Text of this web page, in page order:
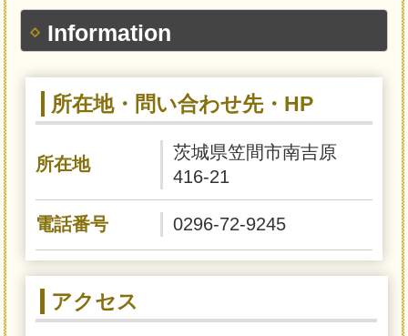
Information
所在地・問い合わせ先・HP
所在地
茨城県笠間市南吉原
416-21
電話番号 0296-72-9245
アクセス